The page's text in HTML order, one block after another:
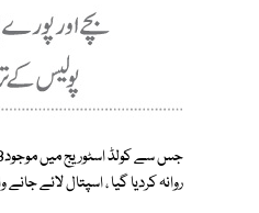
روانہ کردیا گیا ، اسپتال لائے